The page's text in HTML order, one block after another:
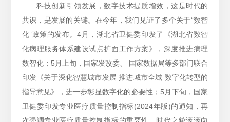
科技创新引领发展，数字技术提质增效，这是时代的
共识，是发展的关键。在今年，我们见证了多个关于“数智
化”政策的发布。4月，湖北省卫健委印发了《湖北省数智
化病理服务体系建设试点扩面工作方案》，深度推进病理
数智化；5月上旬，国家发改委、 国家数据局等多部门联合
印发《关于深化智慧城市发展 推进城市全域 数字化转型的
指导意见》，进一步彰显数字化的必要性；5月下旬，国家
卫健委印发专业医疗质量控制指标(2024年版)的通知，再